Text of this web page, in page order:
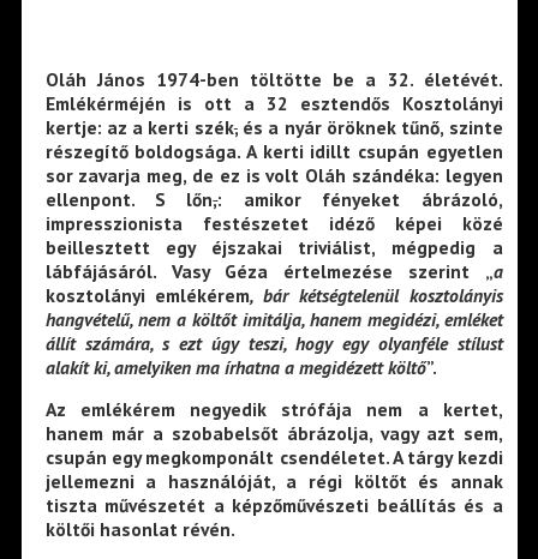
Oláh János 1974-ben töltötte be a 32. életévét.
Emlékérméjén is ott a 32 esztendős Kosztolányi
kertje: az a kerti szék,és a nyár öröknek tűnő, szinte
részegítő boldogsága. A kerti idillt csupán egyetlen
sor zavarja meg, de ez is volt Oláh szándéka: legyen
ellenpont. S lőn,: amikor fényeket ábrázoló,
impresszionista festészetet idéző képei közé
beillesztett egy éjszakai triviálist, mégpedig a
lábfájásáról. Vasy Géza értelmezése szerint „a
kosztolányi emlékérem, bár kétségtelenül kosztolányis
hangvételű, nem a költőt imitálja, hanem megidézi, emléket
állít számára, s ezt úgy teszi, hogy egy olyanféle stílust
alakít ki, amelyiken ma írhatna a megidézett költő”.
Az emlékérem negyedik strófája nem a kertet,
hanem már a szobabelsőt ábrázolja, vagy azt sem,
csupán egy megkomponált csendéletet. A tárgy kezdi
jellemezni a használóját, a régi költőt és annak
tiszta művészetét a képzőművészeti beállítás és a
költői hasonlat révén.